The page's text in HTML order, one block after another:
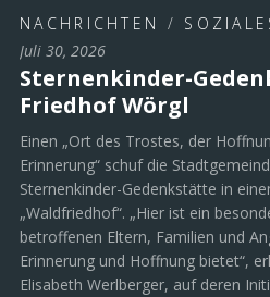
NACHRICHTEN /
Juli 30, 2026
Sternenkinder-
Friedhof Wörgl
Einen „Ort des Trostes, der
Erinnerung“ schuf die
Sternenkinder-Gedenkstätte in
„Waldfriedhof“. „Hier ist ein
betroffenen Eltern, Familien und
Erinnerung und Hoffnung bietet“,
Elisabeth Werlberger, auf deren